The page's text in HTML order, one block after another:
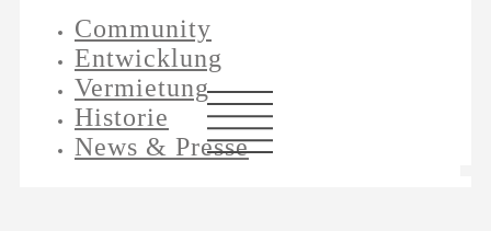
Community
Entwicklung
Vermietung
Historie
News & Presse